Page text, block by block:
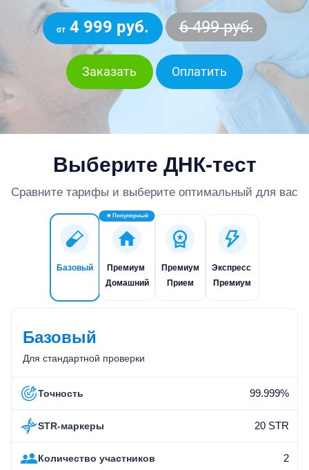
от4 999 руб. 6 499 руб.
Заказать Оплатить
Выберите ДНК-тест
Сравните тарифы и выберите оптимальный для вас
Базовый
Премиум
Домашний
Премиум
Прием
Экспресс
Премиум
Базовый
Для стандартной проверки
Точность 99.999%
STR-маркеры 20 STR
Количество участников 2